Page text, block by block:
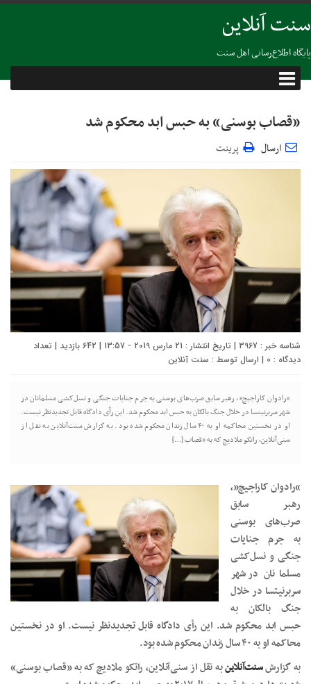
سنت آنلاین
پایگاه اطلاع‌رسانی اهل سنت
«قصاب بوسنی» به حبس ابد محکوم شد
ارسال پرینت
شناسه خبر : 3967 | تاریخ انتشار : 21 مارس 2019 - 13:57 | 642 بازدید | تعداد
دیدگاه : 0 | ارسال توسط : سنت آنلاین
“رادوان کاراجیچ”، رهبر سابق صرب‌های بوسنی به جرم جنایات جنگی و نسل‌کشی مسلمانان در
شهر سربرنیتسا در خلال جنگ بالکان به حبس ابد محکوم شد. این رأی دادگاه قابل تجدیدنظر نیست.
او در نخستین محاکمه او به ۴۰ سال زندان محکوم شده بود. به گزارش سنت‌آنلاین به نقل از
سنی‌آنلاین، راتکو ملادیچ که به «قصاب […]
“رادوان کاراجیچ”،
رهبر سابق
صرب‌های بوسنی
به جرم جنایات
جنگی و نسل‌کشی
مسلمانان در شهر
سربرنیتسا در خلال
جنگ بالکان به
حبس ابد محکوم شد. این رأی دادگاه قابل تجدیدنظر نیست. او در نخستین
محاکمه او به ۴۰ سال زندان محکوم شده بود.
به گزارشسنت‌آنلاینبه نقل از سنی‌آنلاین، راتکو ملادیچ که به «قصاب بوسنی»